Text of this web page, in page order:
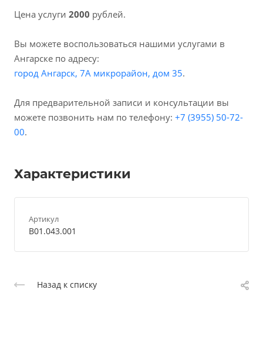
Цена услуги 2000 рублей.
Вы можете воспользоваться нашими услугами в
Ангарске по адресу:
город Ангарск, 7А микрорайон, дом 35.
Для предварительной записи и консультации вы
можете позвонить нам по телефону: +7 (3955) 50-72-
00.
Характеристики
Артикул
B01.043.001
Назад к списку